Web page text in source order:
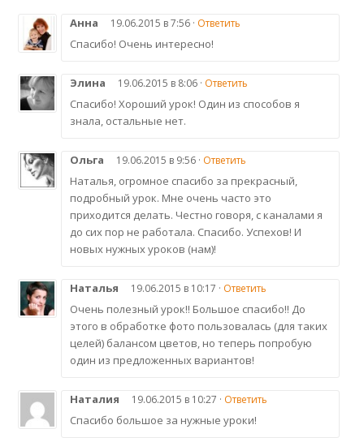
Анна 19.06.2015 в 7:56 · Ответить
Спасибо! Очень интересно!
Элина 19.06.2015 в 8:06 · Ответить
Спасибо! Хороший урок! Один из способов я
знала, остальные нет.
Ольга 19.06.2015 в 9:56 · Ответить
Наталья, огромное спасибо за прекрасный,
подробный урок. Мне очень часто это
приходится делать. Честно говоря, с каналами я
до сих пор не работала. Спасибо. Успехов! И
новых нужных уроков (нам)!
Наталья 19.06.2015 в 10:17 · Ответить
Очень полезный урок!! Большое спасибо!! До
этого в обработке фото пользовалась (для таких
целей) балансом цветов, но теперь попробую
один из предложенных вариантов!
Наталия 19.06.2015 в 10:27 · Ответить
Спасибо большое за нужные уроки!